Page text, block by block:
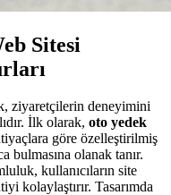
Sitesi
ziyaretçilerin deneyimini
İlk olarak, oto yedek
göre özelleştirilmiş
bulmasına olanak tanır.
kullanıcıların site
kolaylaştırır. Tasarımda